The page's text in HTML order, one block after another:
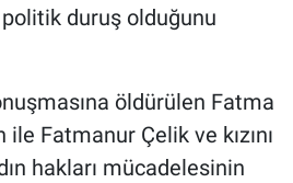
duruş olduğunu
öldürülen Fatma
Fatmanur Çelik ve kızını
hakları mücadelesinin